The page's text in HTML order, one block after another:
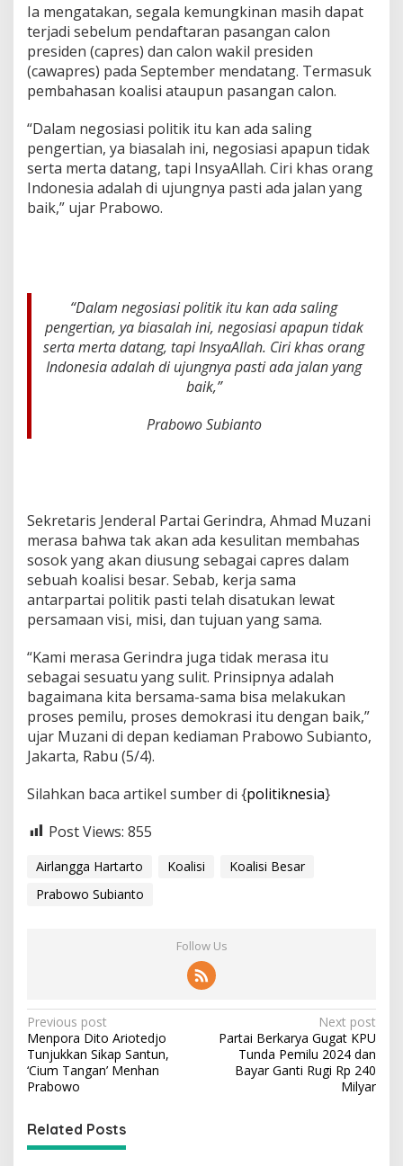
Ia mengatakan, segala kemungkinan masih dapat
terjadi sebelum pendaftaran pasangan calon
presiden (capres) dan calon wakil presiden
(cawapres) pada September mendatang. Termasuk
pembahasan koalisi ataupun pasangan calon.
“Dalam negosiasi politik itu kan ada saling
pengertian, ya biasalah ini, negosiasi apapun tidak
serta merta datang, tapi InsyaAllah. Ciri khas orang
Indonesia adalah di ujungnya pasti ada jalan yang
baik,” ujar Prabowo.
“Dalam negosiasi politik itu kan ada saling
pengertian, ya biasalah ini, negosiasi apapun tidak
serta merta datang, tapi InsyaAllah. Ciri khas orang
Indonesia adalah di ujungnya pasti ada jalan yang
baik,”
Prabowo Subianto
Sekretaris Jenderal Partai Gerindra, Ahmad Muzani
merasa bahwa tak akan ada kesulitan membahas
sosok yang akan diusung sebagai capres dalam
sebuah koalisi besar. Sebab, kerja sama
antarpartai politik pasti telah disatukan lewat
persamaan visi, misi, dan tujuan yang sama.
“Kami merasa Gerindra juga tidak merasa itu
sebagai sesuatu yang sulit. Prinsipnya adalah
bagaimana kita bersama-sama bisa melakukan
proses pemilu, proses demokrasi itu dengan baik,”
ujar Muzani di depan kediaman Prabowo Subianto,
Jakarta, Rabu (5/4).
Silahkan baca artikel sumber di {politiknesia}
Post Views: 855
Airlangga Hartarto Koalisi
Koalisi Besar
Prabowo Subianto
Follow Us
P
o
s
n
a
Previous post
Menpora Dito Ariotedjo
Tunjukkan Sikap Santun,
‘Cium Tangan’ Menhan
Prabowo
Next post
Partai Berkarya Gugat KPU
Tunda Pemilu 2024 dan
Bayar Ganti Rugi Rp 240
Milyar
Related Posts